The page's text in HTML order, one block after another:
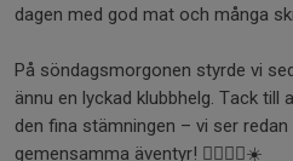
dagen med god mat och många
På söndagsmorgonen styrde vi
ännu en lyckad klubbhelg. Tack till
den fina stämningen – vi ser
gemensamma äventyr! 🚴‍♂️🚴‍♀️☀️